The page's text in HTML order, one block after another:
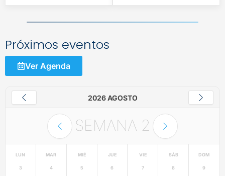
Próximos eventos
Ver Agenda
2026 AGOSTO
SEMANA 2
LUN
3
MAR
4
MIÉ
5
JUE
6
VIE
7
SÁB
8
DOM
9